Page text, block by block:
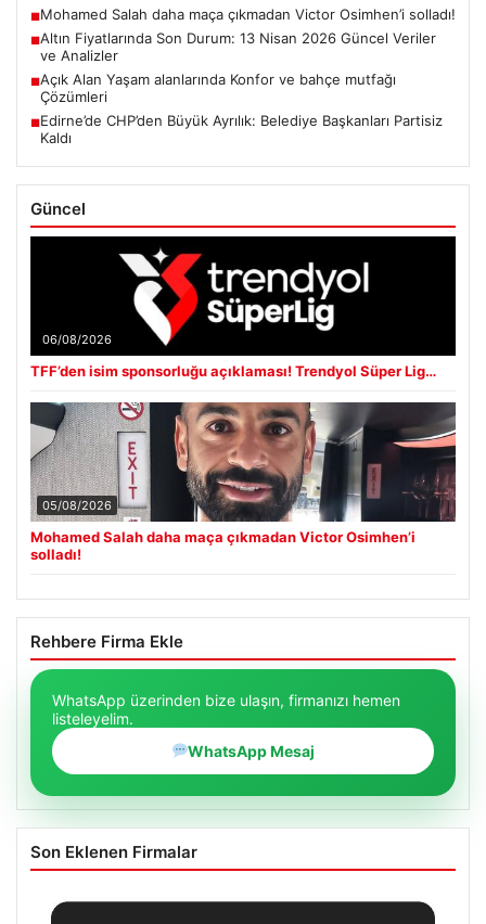
■Mohamed Salah daha maça çıkmadan Victor Osimhen’i solladı!
■Altın Fiyatlarında Son Durum: 13 Nisan 2026 Güncel Veriler
ve Analizler
■Açık Alan Yaşam alanlarında Konfor ve bahçe mutfağı
Çözümleri
■Edirne’de CHP’den Büyük Ayrılık: Belediye Başkanları Partisiz
Kaldı
Güncel
06/08/2026
TFF’den isim sponsorluğu açıklaması! Trendyol Süper Lig…
05/08/2026
Mohamed Salah daha maça çıkmadan Victor Osimhen’i
solladı!
Rehbere Firma Ekle
WhatsApp üzerinden bize ulaşın, firmanızı hemen
listeleyelim.
WhatsApp Mesaj
Son Eklenen Firmalar